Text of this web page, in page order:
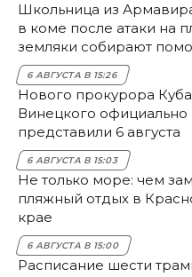
Школьница из
в коме после атаки на
земляки собирают
6 АВГУСТА В 15:26
Нового прокурора
Винецкого официально
представили 6 августа
6 АВГУСТА В 15:03
Не только море: чем
пляжный отдых в
крае
6 АВГУСТА В 15:00
Расписание шести